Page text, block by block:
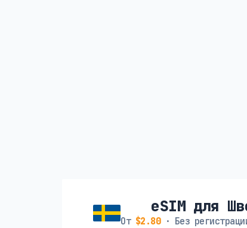
eSIM для
От $2.80· Без